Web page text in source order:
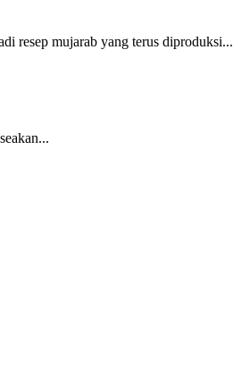
resep mujarab yang terus diproduksi...